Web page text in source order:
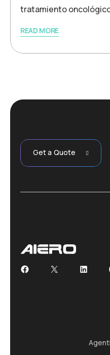
tratamiento
READ MORE
Get a Quote
Facebook
X